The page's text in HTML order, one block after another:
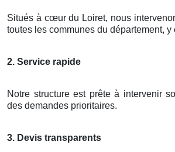
Situés à cœur du Loiret, nous
toutes les communes du département, y
2. Service rapide
Notre structure est prête à intervenir
des demandes prioritaires.
3. Devis transparents